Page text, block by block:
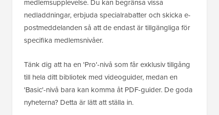
medlemsupplevelse. Du kan begränsa vissa
nedladdningar, erbjuda specialrabatter och skicka e-
postmeddelanden så att de endast är tillgängliga för
specifika medlemsnivåer.
Tänk dig att ha en 'Pro'-nivå som får exklusiv tillgång
till hela ditt bibliotek med videoguider, medan en
'Basic'-nivå bara kan komma åt PDF-guider. De goda
nyheterna? Detta är lätt att ställa in.